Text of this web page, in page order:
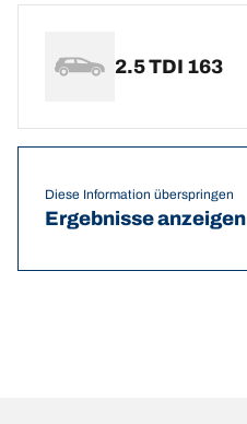
2.5 TDI 163
Diese Information überspringen
Ergebnisse anzeigen